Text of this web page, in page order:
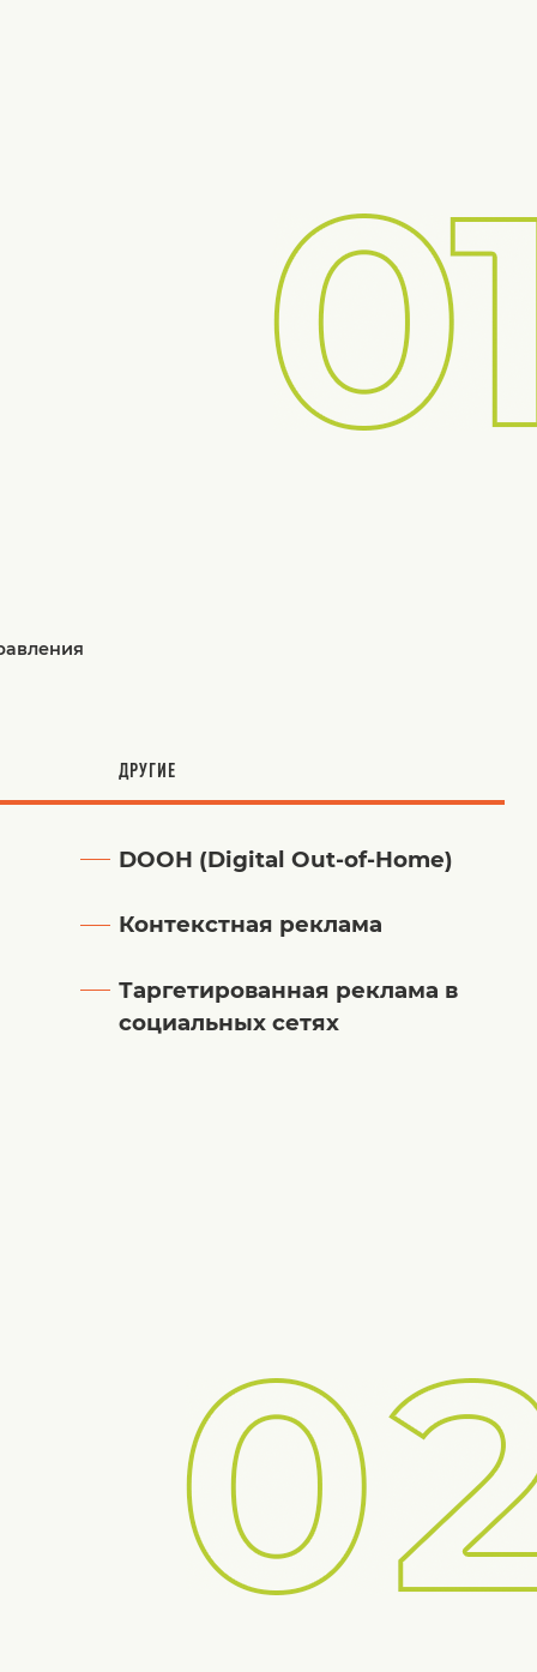
ДРУГИЕ
DOOH (Digital Out-of-Home)
Контекстная реклама
Таргетированная реклама в
социальных сетях